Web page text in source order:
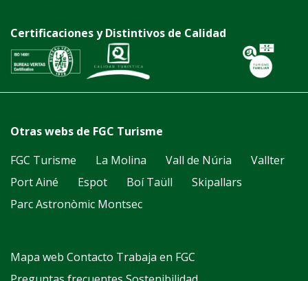
Certificaciones y Distintivos de Calidad
Otras webs de FGC Turisme
FGC Turisme
La Molina Vall de Núria
Vallter
Port Ainé
Espot Boí Taüll
Skipallars
Parc Astronòmic Montsec
Mapa web Contacto Trabaja en FGC